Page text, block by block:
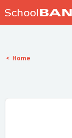
Home